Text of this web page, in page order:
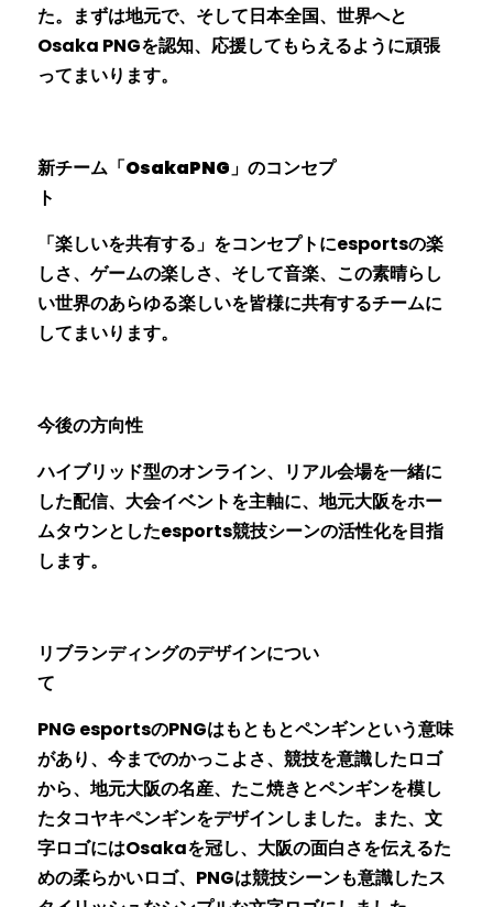
た。まずは地元で、そして日本全国、世界へと
Osaka PNGを認知、応援してもらえるように頑張
ってまいります。
新チーム「OsakaPNG」のコンセプ
ト
「楽しいを共有する」をコンセプトにesportsの楽
しさ、ゲームの楽しさ、そして音楽、この素晴らし
い世界のあらゆる楽しいを皆様に共有するチームに
してまいります。
今後の方向性
ハイブリッド型のオンライン、リアル会場を一緒に
した配信、大会イベントを主軸に、地元大阪をホー
ムタウンとしたesports競技シーンの活性化を目指
します。
リブランディングのデザインについ
て
PNG esportsのPNGはもともとペンギンという意味
があり、今までのかっこよさ、競技を意識したロゴ
から、地元大阪の名産、たこ焼きとペンギンを模し
たタコヤキペンギンをデザインしました。また、文
字ロゴにはOsakaを冠し、大阪の面白さを伝えるた
めの柔らかいロゴ、PNGは競技シーンも意識したス